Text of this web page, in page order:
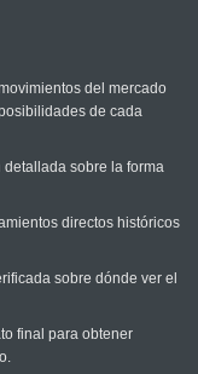
del mercado
de cada
sobre la forma
directos históricos
sobre dónde ver el
final para obtener